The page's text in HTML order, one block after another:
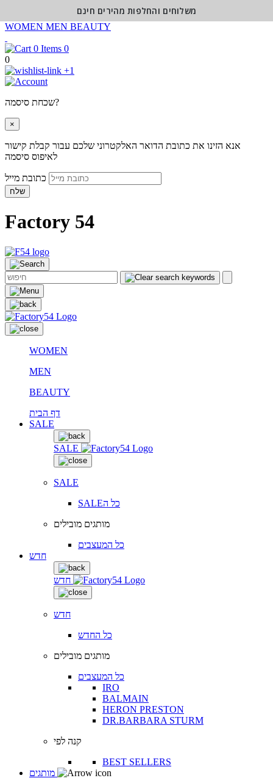
WOMEN MEN BEAUTY
0
0
+1
שכחת סיסמה?
×
אנא הזינו את כתובת הדואר האלקטרוני שלכם עבור קבלת קישור
לאיפוס סיסמה
שלח
Factory 54
WOMEN
MEN
BEAUTY
דף הבית
SALE
SALE
SALE
SALEכל ה
מותגים מובילים
כל המעצבים
חדש
חדש
חדש
כל החדש
מותגים מובילים
כל המעצבים
IRO
BALMAIN
HERON PRESTON
DR.BARBARA STURM
קנה לפי
BEST SELLERS
משלוחים והחלפות מהירים חינם